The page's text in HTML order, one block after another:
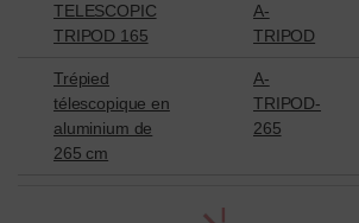
TELESCOPIC
TRIPOD 165
A-
TRIPOD
Trépied
télescopique en
aluminium de
265 cm
A-
TRIPOD-
265